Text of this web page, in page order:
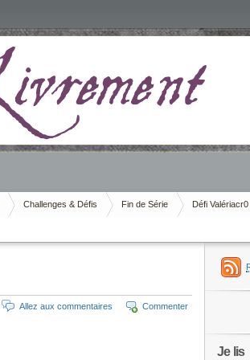
Challenges & Défis Fin de Série Défi Valériacr0
Commenter
Allez aux commentaires
Je lis